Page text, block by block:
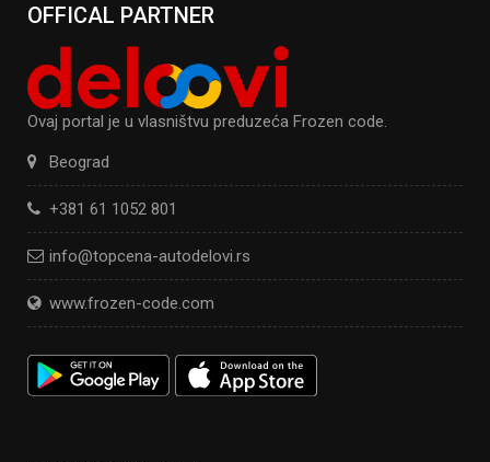
OFFICAL PARTNER
Ovaj portal je u vlasništvu preduzeća Frozen code.
Beograd
+381 61 1052 801
info@topcena-autodelovi.rs
www.frozen-code.com